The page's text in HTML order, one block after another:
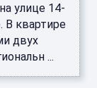
улице 14-
В квартире
двух
...